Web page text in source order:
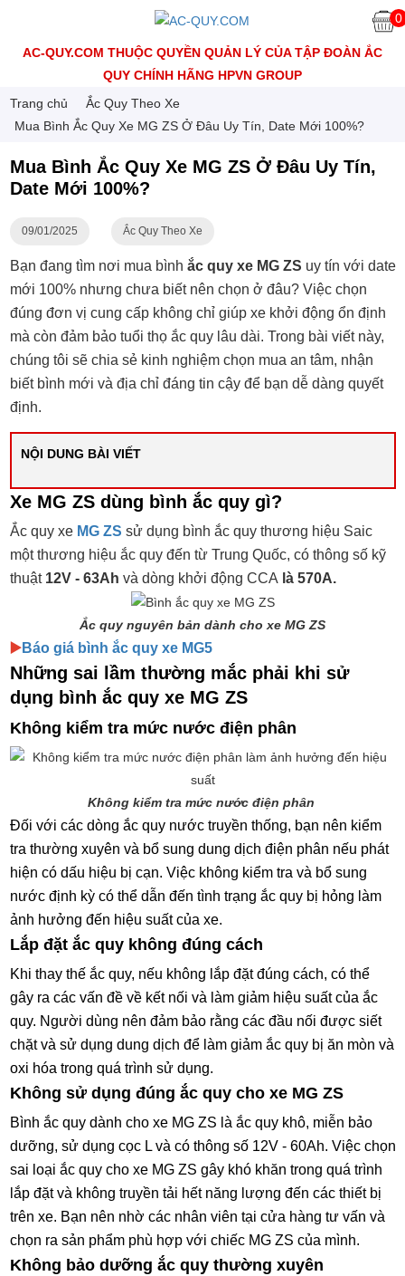
0
AC-QUY.COM THUỘC QUYỀN QUẢN LÝ CỦA TẬP ĐOÀN ẮC
QUY CHÍNH HÃNG HPVN GROUP
Trang chủ
Ắc Quy Theo Xe
Mua Bình Ắc Quy Xe MG ZS Ở Đâu Uy Tín, Date Mới 100%?
Mua Bình Ắc Quy Xe MG ZS Ở Đâu Uy Tín,
Date Mới 100%?
09/01/2025 Ắc Quy Theo Xe
Bạn đang tìm nơi mua bình ắc quy xe MG ZS uy tín với date
mới 100% nhưng chưa biết nên chọn ở đâu? Việc chọn
đúng đơn vị cung cấp không chỉ giúp xe khởi động ổn định
mà còn đảm bảo tuổi thọ ắc quy lâu dài. Trong bài viết này,
chúng tôi sẽ chia sẻ kinh nghiệm chọn mua an tâm, nhận
biết bình mới và địa chỉ đáng tin cậy để bạn dễ dàng quyết
định.
NỘI DUNG BÀI VIẾT
Xe MG ZS dùng bình ắc quy gì?
Ắc quy xe MG ZS sử dụng bình ắc quy thương hiệu Saic
một thương hiệu ắc quy đến từ Trung Quốc, có thông số kỹ
thuật12V - 63Ah và dòng khởi động CCA là 570A.
Ắc quy nguyên bản dành cho xe MG ZS
▶️Báo giá bình ắc quy xe MG5
Những sai lầm thường mắc phải khi sử
dụng bình ắc quy xe MG ZS
Không kiểm tra mức nước điện phân
Không kiểm tra mức nước điện phân
Đối với các dòng ắc quy nước truyền thống, bạn nên kiểm
tra thường xuyên và bổ sung dung dịch điện phân nếu phát
hiện có dấu hiệu bị cạn. Việc không kiểm tra và bổ sung
nước định kỳ có thể dẫn đến tình trạng ắc quy bị hỏng làm
ảnh hưởng đến hiệu suất của xe.
Lắp đặt ắc quy không đúng cách
Khi thay thế ắc quy, nếu không lắp đặt đúng cách, có thể
gây ra các vấn đề về kết nối và làm giảm hiệu suất của ắc
quy. Người dùng nên đảm bảo rằng các đầu nối được siết
chặt và sử dụng dung dịch để làm giảm ắc quy bị ăn mòn và
oxi hóa trong quá trình sử dụng.
Không sử dụng đúng ắc quy cho xe MG ZS
Bình ắc quy dành cho xe MG ZS là ắc quy khô, miễn bảo
dưỡng, sử dụng cọc L và có thông số 12V - 60Ah. Việc chọn
sai loại ắc quy cho xe MG ZS gây khó khăn trong quá trình
lắp đặt và không truyền tải hết năng lượng đến các thiết bị
trên xe. Bạn nên nhờ các nhân viên tại cửa hàng tư vấn và
chọn ra sản phẩm phù hợp với chiếc MG ZS của mình.
Không bảo dưỡng ắc quy thường xuyên